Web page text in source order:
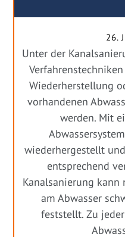
26.
Unter der
Wiederherstellung
vorhandenen
werden. Mit
wiederhergestellt
entsprechend
Kanalsanierung
am Abwasser
feststellt. Zu